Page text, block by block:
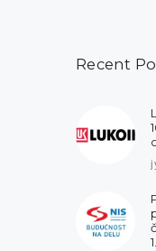
Recent